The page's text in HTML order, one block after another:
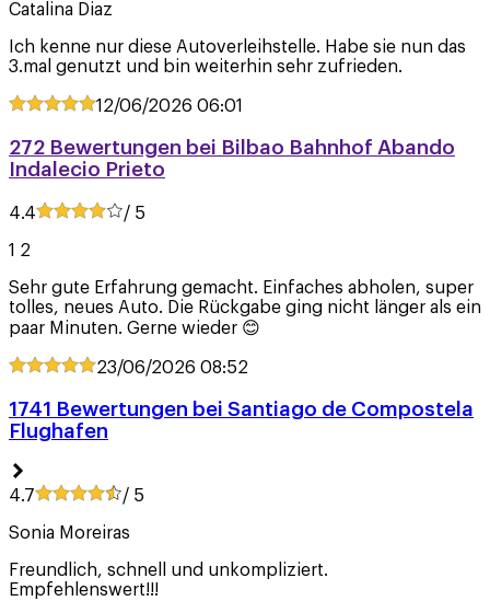
Catalina Diaz
Ich kenne nur diese Autoverleihstelle. Habe sie nun das
3.mal genutzt und bin weiterhin sehr zufrieden.
12/06/2026 06:01
272 Bewertungen bei Bilbao Bahnhof Abando
Indalecio Prieto
4.4 / 5
1 2
Sehr gute Erfahrung gemacht. Einfaches abholen, super
tolles, neues Auto. Die Rückgabe ging nicht länger als ein
paar Minuten. Gerne wieder 😊
23/06/2026 08:52
1741 Bewertungen bei Santiago de Compostela
Flughafen
4.7 / 5
Sonia Moreiras
Freundlich, schnell und unkompliziert.
Empfehlenswert!!!